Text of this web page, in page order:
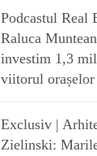
Podcastul Real
Raluca
investim 1,3
viitorul
Exclusiv |
Zielinski: